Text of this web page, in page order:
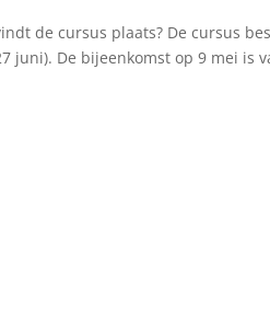
de cursus plaats? De cursus
juni). De bijeenkomst op 9 mei is